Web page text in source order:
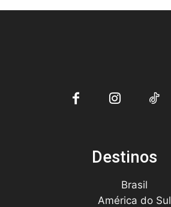
Destinos
Brasil
América do Sul